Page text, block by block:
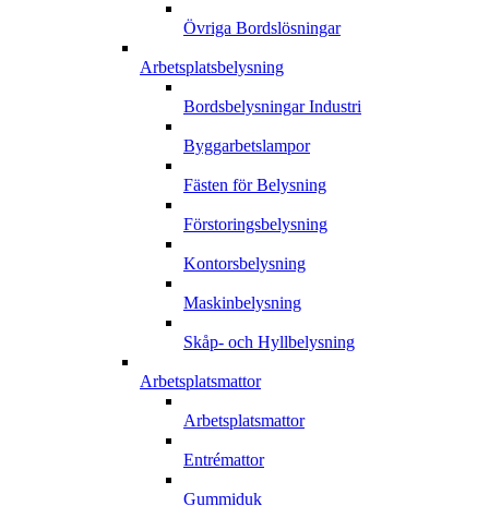
Övriga Bordslösningar
Arbetsplatsbelysning
Bordsbelysningar Industri
Byggarbetslampor
Fästen för Belysning
Förstoringsbelysning
Kontorsbelysning
Maskinbelysning
Skåp- och Hyllbelysning
Arbetsplatsmattor
Arbetsplatsmattor
Entrémattor
Gummiduk